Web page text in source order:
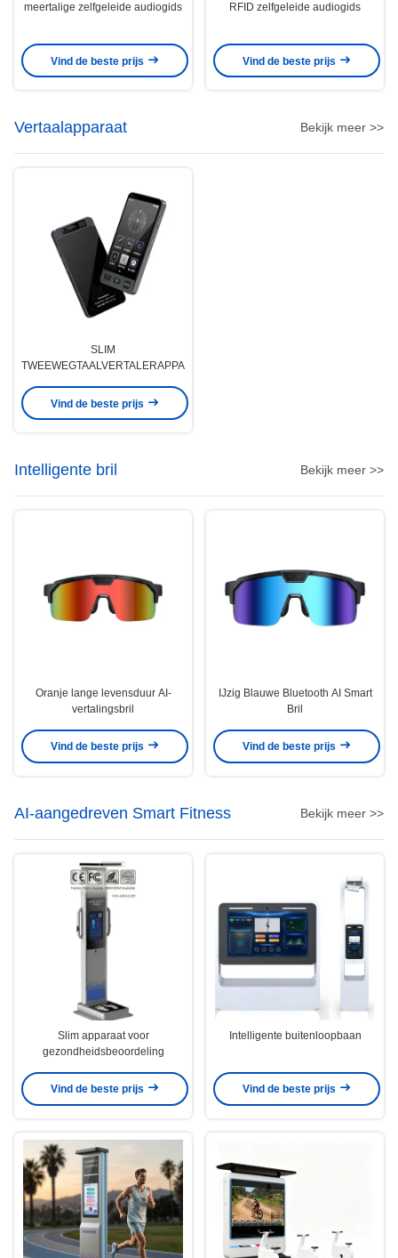
meertalige zelfgeleide audiogids
Vind de beste prijs
RFID zelfgeleide audiogids
Vind de beste prijs
Vertaalapparaat Bekijk meer >>
SLIM
TWEEWEGTAALVERTALERAPPARAAT
Vind de beste prijs
Intelligente bril Bekijk meer >>
Oranje lange levensduur AI-
vertalingsbril
Vind de beste prijs
IJzig Blauwe Bluetooth AI Smart
Bril
Vind de beste prijs
AI-aangedreven Smart Fitness Bekijk meer >>
Slim apparaat voor
gezondheidsbeoordeling
Vind de beste prijs
Intelligente buitenloopbaan
Vind de beste prijs